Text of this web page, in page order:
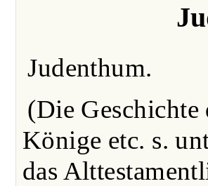
Judenthum.
(Die Geschichte
Könige etc. s.
das